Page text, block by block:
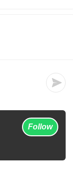
Follow